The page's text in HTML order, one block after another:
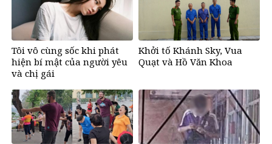
Tôi vô cùng sốc khi phát
hiện bí mật của người yêu
và chị gái
Khởi tố Khánh Sky, Vua
Quạt và Hồ Văn Khoa